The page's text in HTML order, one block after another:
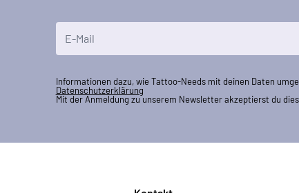
Informationen dazu, wie Tattoo-Needs mit deinen Daten
Datenschutzerklärung
Mit der Anmeldung zu unserem Newsletter akzeptierst du